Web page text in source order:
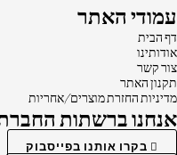
עמודי האתר
דף הבית
אודותינו
צור קשר
תקנון האתר
מדיניות החזרת מוצרים/אחריות
אנחנו ברשתות
בקרו אותנו בפייסבוק